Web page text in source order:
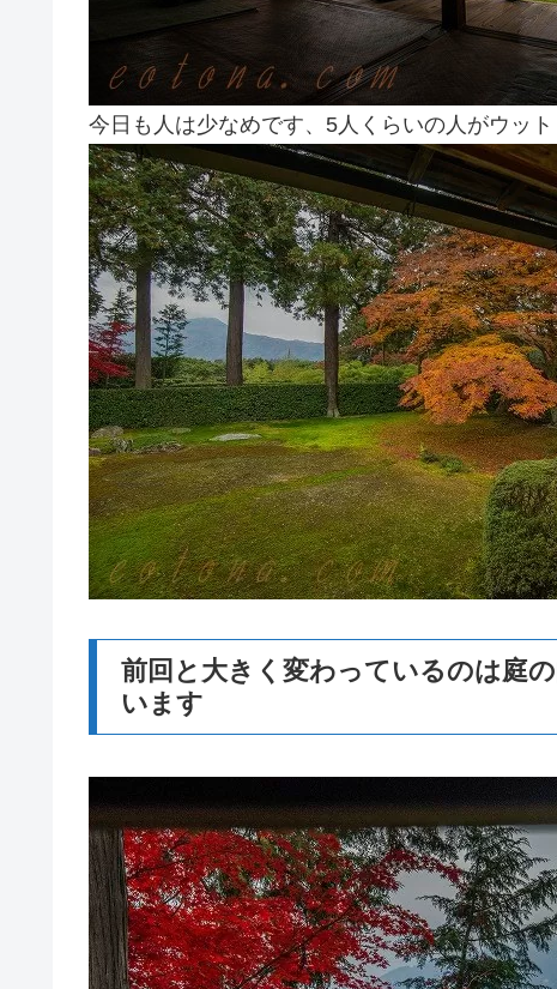
今日も人は少なめです、5人くらいの人がウット
前回と大きく変わっているのは庭
います